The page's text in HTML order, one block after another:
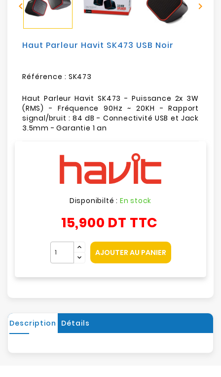
Mobilités
 
Haut Parleur Havit SK473 USB Noir
Référence : SK473
Haut Parleur Havit SK473 - Puissance 2x 3W
(RMS) - Fréquence 90Hz ~ 20KH - Rapport
signal/bruit : 84 dB - Connectivité USB et Jack
3.5mm - Garantie 1 an
Disponibilté : En stock
15,900 DT TTC
AJOUTER AU PANIER
Description Détails